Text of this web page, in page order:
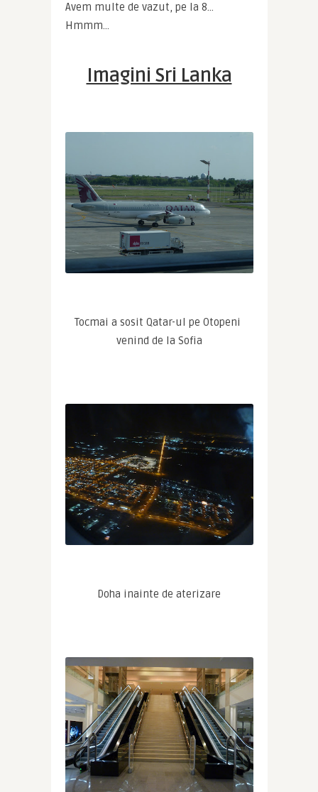
Avem multe de vazut, pe la 8…
Hmmm…
Imagini Sri Lanka
Tocmai a sosit Qatar-ul pe Otopeni
venind de la Sofia
Doha inainte de aterizare